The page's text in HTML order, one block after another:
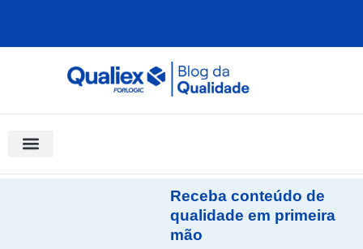
Receba conteúdo de
qualidade em primeira
mão